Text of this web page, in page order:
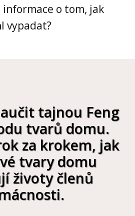
o tom, jak
vypadat?
tajnou Feng
tvarů domu.
za krokem, jak
tvary domu
životy členů